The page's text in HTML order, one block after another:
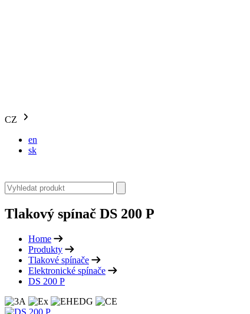
CZ
en
sk
Tlakový spínač DS 200 P
Home
Produkty
Tlakové spínače
Elektronické spínače
DS 200 P